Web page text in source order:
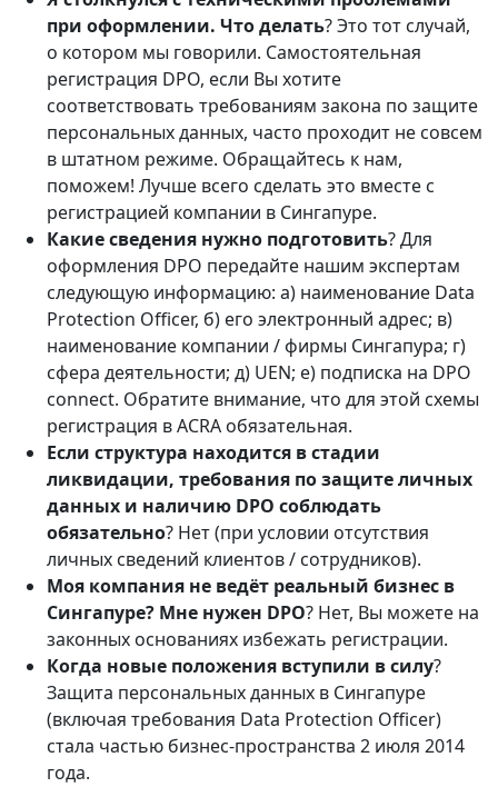
при оформлении. Что делать? Это тот случай,
о котором мы говорили. Самостоятельная
регистрация DPO, если Вы хотите
соответствовать требованиям закона по защите
персональных данных, часто проходит не совсем
в штатном режиме. Обращайтесь к нам,
поможем! Лучше всего сделать это вместе с
регистрацией компании в Сингапуре.
Какие сведения нужно подготовить? Для
оформления DPO передайте нашим экспертам
следующую информацию: а) наименование Data
Protection Officer, б) его электронный адрес; в)
наименование компании / фирмы Сингапура; г)
сфера деятельности; д) UEN; е) подписка на DPO
connect. Обратите внимание, что для этой схемы
регистрация в ACRA обязательная.
Если структура находится в стадии
ликвидации, требования позащите личных
данных и наличию DPO соблюдать
обязательно? Нет (при условии отсутствия
личных сведений клиентов / сотрудников).
Моя компания не ведёт реальный бизнес в
Сингапуре? Мне нужен DPO? Нет, Вы можете на
законных основаниях избежать регистрации.
Когда новые положения вступили в силу?
Защита персональных данных в Сингапуре
(включая требования Data Protection Officer)
стала частью бизнес-пространства 2 июля 2014
года.